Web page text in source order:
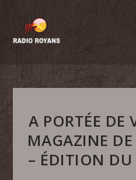
A PORTÉE DE
MAGAZINE DE
– ÉDITION